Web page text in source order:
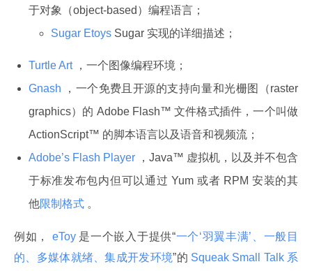
于对象（object-based）编程语言；
Sugar Etoys Sugar 实现的详细描述；
Turtle Art ，一个图像编程环境；
Gnash
，一个免费且开源的支持向量和光栅图（raster
graphics）的 Adobe Flash™ 文件格式插件，一个叫做
ActionScript™ 的脚本语言以及语音和视频流；
Adobe’s Flash Player
，Java™ 虚拟机，以及并不包含
于标准发布包内但可以通过 Yum 或者 RPM 安装的其
他限制格式。
例如， eToy 是一个嵌入于提供“一个‘羽翼丰满’、一般目
的、多媒体就绪、集成开发环境”的 Squeak Small Talk 系